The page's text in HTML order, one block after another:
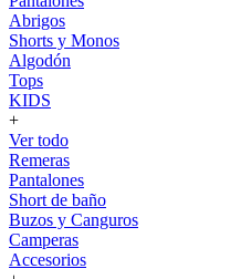
Abrigos
Shorts y Monos
Algodón
Tops
KIDS
+
Ver todo
Remeras
Pantalones
Short de baño
Buzos y Canguros
Camperas
Accesorios